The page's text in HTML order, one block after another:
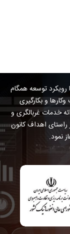
تجاری کیسان به شماره ثبت ۴۰۰۶۳۳، با رویکرد توسعه همگام
و بکارگیری
خدمات غربالگری و
اهداف کانون